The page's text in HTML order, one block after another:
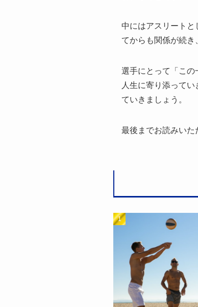
中にはアスリート
てからも関係が続き
選手にとって「こ
人生に寄り添って
ていきましょう。
最後までお読みいた